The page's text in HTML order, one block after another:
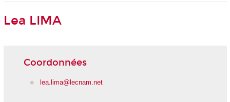
Lea LIMA
Coordonnées
lea.lima@lecnam.net